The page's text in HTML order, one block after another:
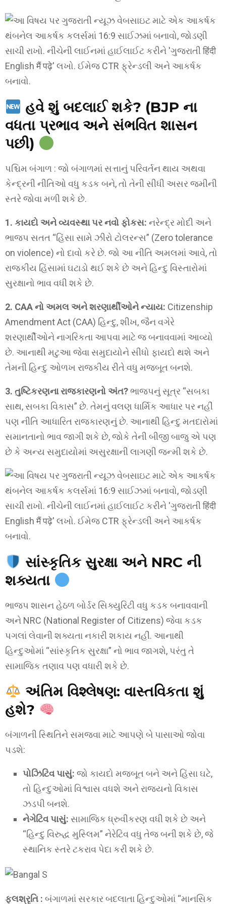
હવે શું બદલાઈ શકે? (BJP ના
વધતા પ્રભાવ અને સંભવિત શાસન
પછી)
પશ્ચિમ બંગાળ : જો બંગાળમાં સત્તાનું પરિવર્તન થાય અથવા
કેન્દ્રની નીતિઓ વધુ કડક બને, તો તેની સીધી અસર જમીની
સ્તરે જોવા મળી શકે છે.
1. કાયદો અને વ્યવસ્થા પર નવો ફોકસ: નરેન્દ્ર મોદી અને
ભાજપ સતત “હિંસા સામે ઝીરો ટોલરન્સ” (Zero tolerance
on violence) નો દાવો કરે છે. જો આ નીતિ અમલમાં આવે, તો
રાજકીય હિંસામાં ઘટાડો થઈ શકે છે અને હિન્દુ વિસ્તારોમાં
સુરક્ષાનો ભાવ વધી શકે છે.
2. CAA નો અમલ અને શરણાર્થીઓને ન્યાય: Citizenship
Amendment Act (CAA) હિન્દુ, શીખ, જૈન વગેરે
શરણાર્થીઓને નાગરિકતા આપવા માટે જ બનાવવામાં આવ્યો
છે. આનાથી મટુઆ જેવા સમુદાયોને સીધો ફાયદો થશે અને
તેમની હિન્દુ ઓળખ રાજકીય રીતે વધુ મજબૂત બનશે.
3. તુષ્ટિકરણના રાજકારણનો અંત?ભાજપનું સૂત્ર “સબકા
સાથ, સબકા વિકાસ” છે. તેમનું વલણ ધાર્મિક આધાર પર નહીં
પણ નીતિ આધારિત રાજકારણનું છે. આનાથી હિન્દુ મતદારોમાં
સમાનતાનો ભાવ જાગી શકે છે, જોકે તેની બીજી બાજુ એ પણ
છે કે અન્ય સમુદાયોમાં અસુરક્ષાની લાગણી જન્મી શકે છે.
સાંસ્કૃતિક સુરક્ષા અને NRC ની
શક્યતા
ભાજપ શાસન હેઠળ બોર્ડર સિક્યુરિટી વધુ કડક બનાવવાની
અને NRC (National Register of Citizens) જેવા કડક
પગલાં લેવાની શક્યતા નકારી શકાય નહીં. આનાથી
હિન્દુઓમાં “સાંસ્કૃતિક સુરક્ષા” નો ભાવ જાગશે, પરંતુ તે
સામાજિક તણાવ પણ વધારી શકે છે.
અંતિમ વિશ્લેષણ: વાસ્તવિકતા શું
હશે?
બંગાળની સ્થિતિને સમજવા માટે આપણે બે પાસાઓ જોવા
પડશે:
પોઝિટિવ પાસું: જો કાયદો મજબૂત બને અને હિંસા ઘટે,
તો હિન્દુઓમાં વિશ્વાસ વધશે અને રાજ્યનો વિકાસ
ઝડપી બનશે.
નેગેટિવ પાસું: સામાજિક ધ્રુવીકરણ વધી શકે છે અને
“હિન્દુ વિરુદ્ધ મુસ્લિમ” નેરેટિવ વધુ તેજ બની શકે છે, જે
સ્થાનિક સ્તરે ટકરાવ પેદા કરી શકે છે.
ફલશ્રૃતિ : બંગાળમાં સરકાર બદલાતા હિન્દુઓમાં “માનસિક